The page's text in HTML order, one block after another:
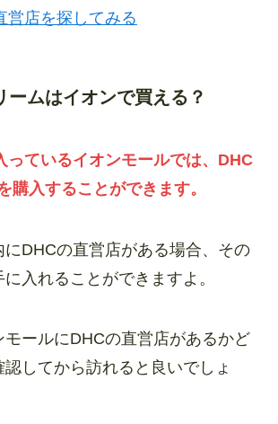
店を探してみる
ームはイオンで買える？
っているイオンモールでは、DHC
購入することができます。
にDHCの直営店がある場合、その
入れることができますよ。
モールにDHCの直営店があるかど
認してから訪れると良いでしょ